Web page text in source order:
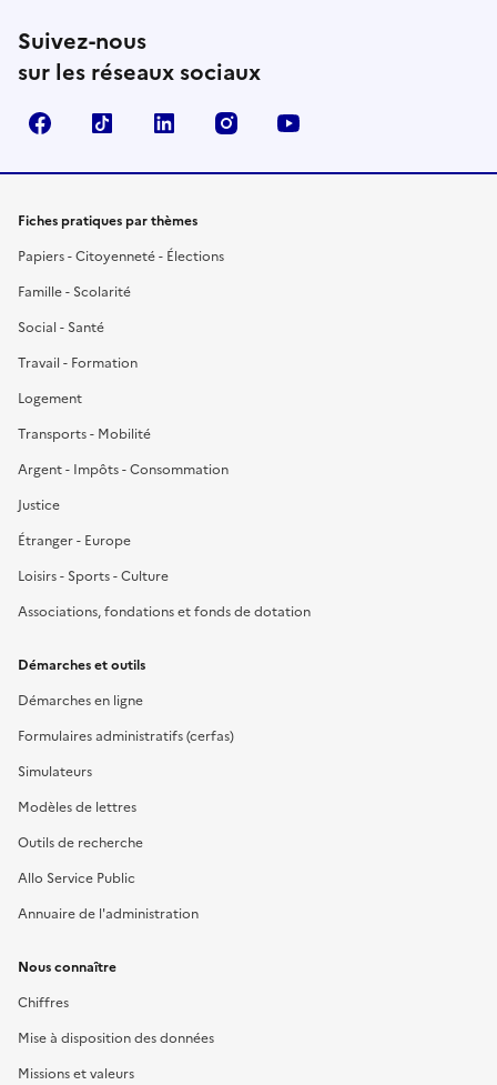
Suivez-nous
sur les réseaux sociaux
FacebookTikTok LinkedIn Instagram
Fiches pratiques par thèmes
Papiers - Citoyenneté - Élections
Famille - Scolarité
Social - Santé
Travail - Formation
Logement
Transports - Mobilité
Argent - Impôts - Consommation
Justice
Étranger - Europe
Loisirs - Sports - Culture
Associations, fondations et fonds de dotation
Démarches et outils
Démarches en ligne
Formulaires administratifs (cerfas)
Simulateurs
Modèles de lettres
Outils de recherche
Allo Service Public
Annuaire de l'administration
Nous connaître
Chiffres
Mise à disposition des données
Missions et valeurs